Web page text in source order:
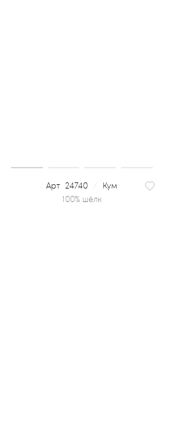
24740 Кум